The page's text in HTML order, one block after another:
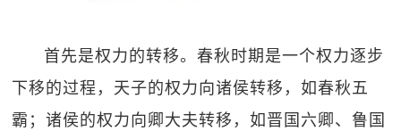
首先是权力的转移。春秋时期是一个权力逐步
下移的过程，天子的权力向诸侯转移，如春秋五
霸；诸侯的权力向卿大夫转移，如晋国六卿、鲁国